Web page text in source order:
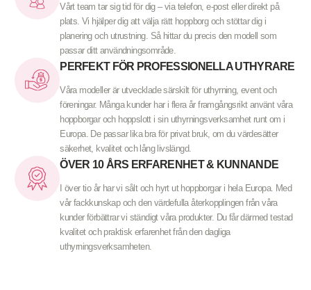
Vårt team tar sig tid för dig – via telefon, e-post eller direkt på
plats. Vi hjälper dig att välja rätt hoppborg och stöttar dig i
planering och utrustning. Så hittar du precis den modell som
passar ditt användningsområde.
PERFEKT FÖR PROFESSIONELLA UTHYRARE
Våra modeller är utvecklade särskilt för uthyrning, event och
föreningar. Många kunder har i flera år framgångsrikt använt våra
hoppborgar och hoppslott i sin uthyrningsverksamhet runt om i
Europa. De passar lika bra för privat bruk, om du värdesätter
säkerhet, kvalitet och lång livslängd.
ÖVER 10 ÅRS ERFARENHET & KUNNANDE
I över tio år har vi sålt och hyrt ut hoppborgar i hela Europa. Med
vår fackkunskap och den värdefulla återkopplingen från våra
kunder förbättrar vi ständigt våra produkter. Du får därmed testad
kvalitet och praktisk erfarenhet från den dagliga
uthyrningsverksamheten.